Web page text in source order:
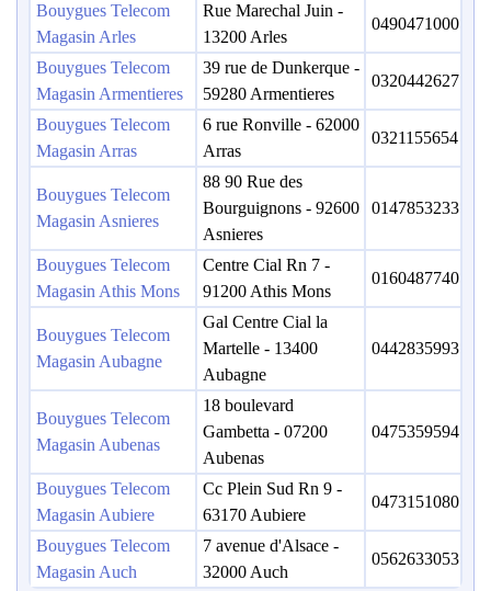
Bouygues Telecom
Magasin Arles
Rue Marechal Juin -
13200 Arles
0490471000
Bouygues Telecom
Magasin Armentieres
39 rue de Dunkerque -
59280 Armentieres
0320442627
Bouygues Telecom
Magasin Arras
6 rue Ronville - 62000
Arras
0321155654
Bouygues Telecom
Magasin Asnieres
88 90 Rue des
Bourguignons - 92600
Asnieres
0147853233
Bouygues Telecom
Magasin Athis Mons
Centre Cial Rn 7 -
91200 Athis Mons
0160487740
Bouygues Telecom
Magasin Aubagne
Gal Centre Cial la
Martelle - 13400
Aubagne
0442835993
Bouygues Telecom
Magasin Aubenas
18 boulevard
Gambetta - 07200
Aubenas
0475359594
Bouygues Telecom
Magasin Aubiere
Cc Plein Sud Rn 9 -
63170 Aubiere
0473151080
Bouygues Telecom
Magasin Auch
7 avenue d'Alsace -
32000 Auch
0562633053